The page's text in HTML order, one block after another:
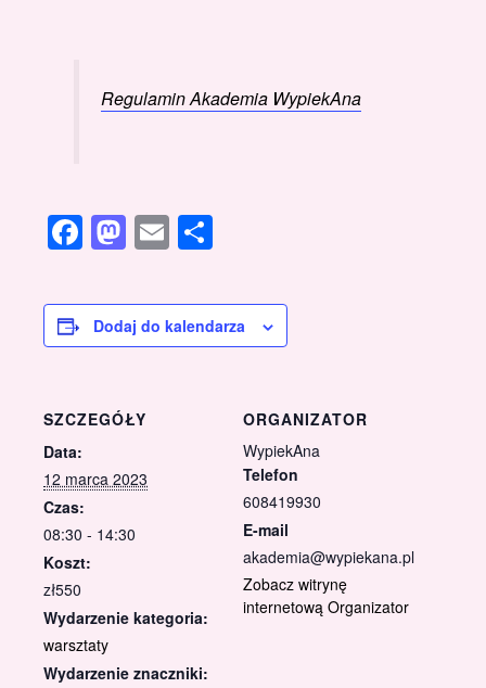
Regulamin Akademia WypiekAna
Facebook
Mastodon
Email
Dodaj do kalendarza
SZCZEGÓŁY
Data:
12 marca 2023
Czas:
08:30 - 14:30
Koszt:
zł550
Wydarzenie kategoria:
warsztaty
Wydarzenie znaczniki:
ORGANIZATOR
WypiekAna
Telefon
608419930
E-mail
akademia@wypiekana.pl
Zobacz witrynę
internetową Organizator